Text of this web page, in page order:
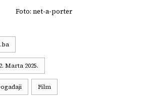
Foto: net-a-porter
2. Marta 2025.
Film